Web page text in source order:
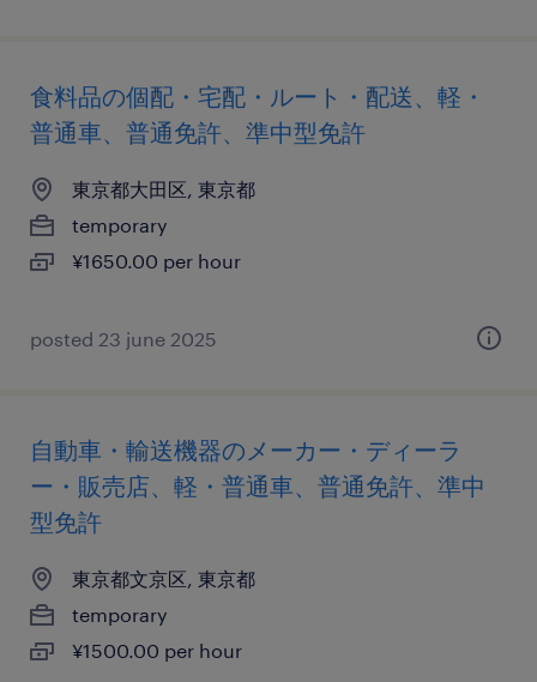
食料品の個配・宅配・ルート・配送、軽・
普通車、普通免許、準中型免許
東京都大田区, 東京都
temporary
¥1650.00 per hour
posted 23 june 2025
自動車・輸送機器のメーカー・ディーラ
ー・販売店、軽・普通車、普通免許、準中
型免許
東京都文京区, 東京都
temporary
¥1500.00 per hour